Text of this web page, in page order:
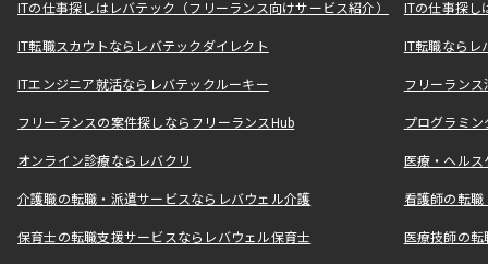
ITの仕事探しはレバテック（フリーランス向けサービス紹介） ITの仕事探
IT転職スカウトならレバテックダイレクト IT転職なら
ITエンジニア就活ならレバテックルーキー フリーラン
フリーランスの案件探しならフリーランスHub プログラミ
オンライン診療ならレバクリ 医療・ヘル
介護職の転職・派遣サービスならレバウェル介護 看護師の転
保育士の転職支援サービスならレバウェル保育士 医療技師の